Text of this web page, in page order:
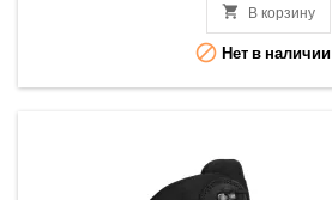
 В корзину
 Нет в наличии